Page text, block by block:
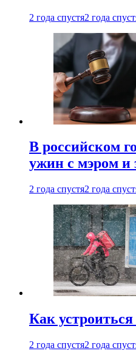
2 года спустя2 года
В российском
ужин с мэром и
2 года спустя2 года
Как
2 года спустя2 года